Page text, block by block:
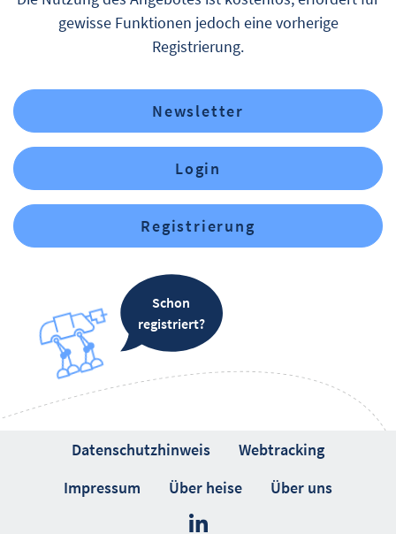
gewisse Funktionen jedoch eine vorherige
Registrierung.
Newsletter
Login
Registrierung
Schon
registriert?
Datenschutzhinweis
Webtracking
Impressum
Über heise Über uns